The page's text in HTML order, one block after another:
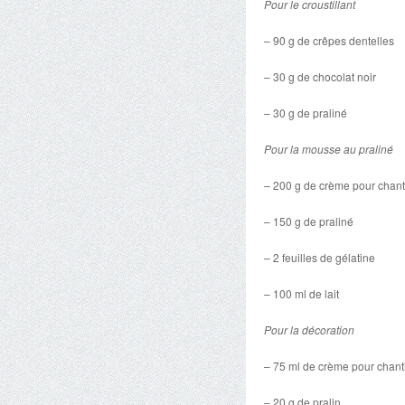
Pour le croustillant
– 90 g de crêpes dentelles
– 30 g de chocolat noir
– 30 g de praliné
Pour la mousse au praliné
– 200 g de crème pour
– 150 g de praliné
– 2 feuilles de gélatine
– 100 ml de lait
Pour la décoration
– 75 ml de crème pour
– 20 g de pralin